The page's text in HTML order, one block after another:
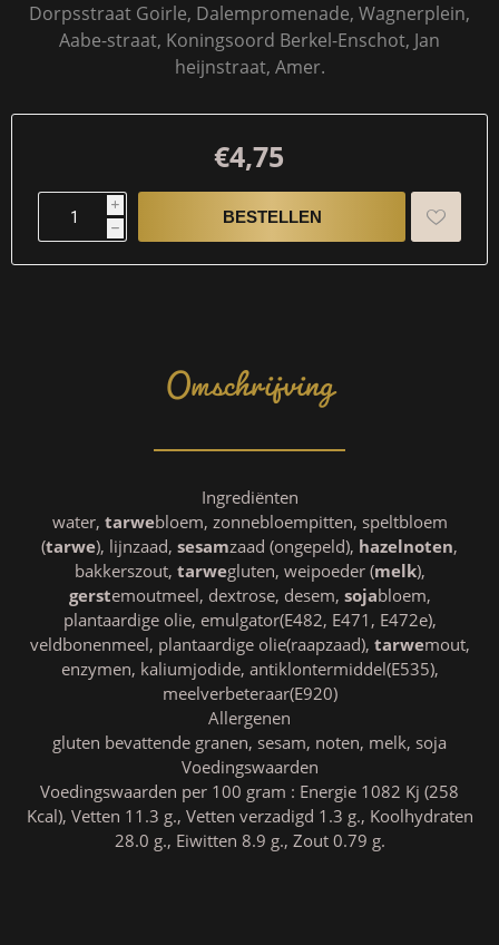
Dorpsstraat Goirle, Dalempromenade, Wagnerplein,
Aabe-straat, Koningsoord Berkel-Enschot, Jan
heijnstraat, Amer.
€4,75
i
h
Omschrijving
Ingrediënten
water, tarwebloem, zonnebloempitten, speltbloem
(tarwe), lijnzaad, sesamzaad (ongepeld), hazelnoten,
bakkerszout, tarwegluten, weipoeder (melk),
gerstemoutmeel, dextrose, desem, sojabloem,
plantaardige olie, emulgator(E482, E471, E472e),
veldbonenmeel, plantaardige olie(raapzaad), tarwemout,
enzymen, kaliumjodide, antiklontermiddel(E535),
meelverbeteraar(E920)
Allergenen
gluten bevattende granen, sesam, noten, melk, soja
Voedingswaarden
Voedingswaarden per 100 gram : Energie 1082 Kj (258
Kcal), Vetten 11.3 g., Vetten verzadigd 1.3 g., Koolhydraten
28.0 g., Eiwitten 8.9 g., Zout 0.79 g.